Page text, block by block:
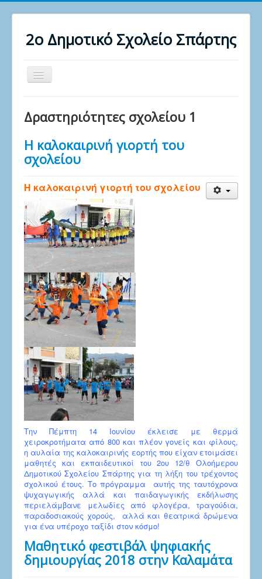
2ο Δημοτικό Σχολείο Σπάρτης
Toggle
Navigation
Σχολείο
Εκπαιδευτικοί
Δραστηριότητες μαθητών
Χρήσιμοι σύνδεσμοι
Στοιχεία επικοινωνίας
Ενημέρωση Γονέων
Εσωτερικός Κανονισμός Λειτουργίας 2025-2026
Δραστηριότητες σχολείου 1
Η καλοκαιρινή γιορτή του
σχολείου
Η καλοκαιρινή γιορτή του σχολείου
Την Πέμπτη 14 Ιουνίου έκλεισε με θερμά
χειροκροτήματα από 800 και πλέον γονείς και φίλους,
η αυλαία της καλοκαιρινής εορτής που είχαν ετοιμάσει
μαθητές και εκπαιδευτικοί του 2ου 12/θ Ολοήμερου
Δημοτικού Σχολείου Σπάρτης για τη λήξη του τρέχοντος
σχολικού έτους. Το πρόγραμμα αυτής της ταυτόχρονα
ψυχαγωγικής αλλά και παιδαγωγικής εκδήλωσης
περιελάμβανε μελωδίες από φλογέρα, τραγούδια,
παραδοσιακούς χορούς, αλλά και θεατρικά δρώμενα
για ένα υπέροχο ταξίδι στον κόσμο!
Μαθητικό φεστιβάλ ψηφιακής
δημιουργίας 2018 στην Καλαμάτα